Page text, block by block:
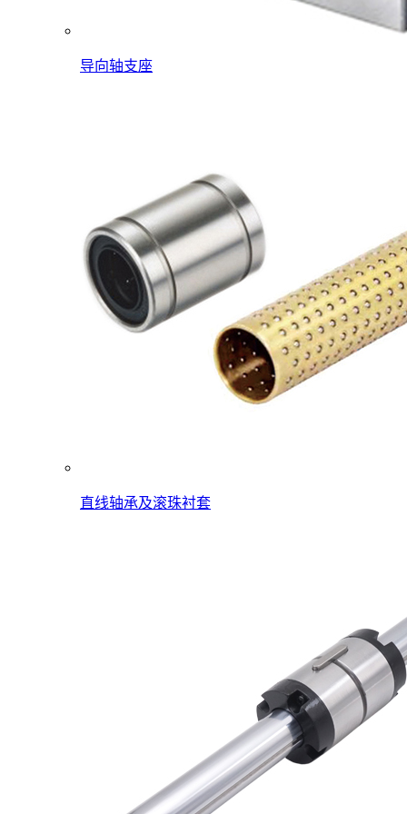
导向轴支座
直线轴承及滚珠衬套